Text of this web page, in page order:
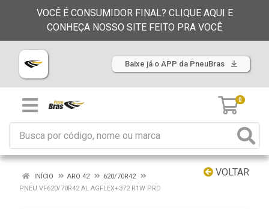
VOCÊ É CONSUMIDOR FINAL? CLIQUE AQUI E
CONHEÇA NOSSO SITE FEITO PRA VOCÊ
Baixe já o APP da PneuBras
0
VOLTAR
INÍCIO ARO 42
620/70R42
PNEU VF620/70R42 AL AGFLEX+372 R1W PRD